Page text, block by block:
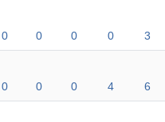
0 0 0 0 3
0 0 0 4 6